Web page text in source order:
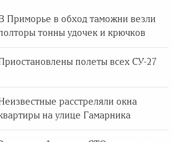
Приморье в обход таможни везли
тонны удочек и крючков
полеты всех СУ-27
расстреляли окна
на улице Гамарника